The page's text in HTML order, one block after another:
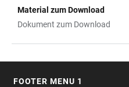
Material zum Download
Dokument zum Download
FOOTER MENU 1